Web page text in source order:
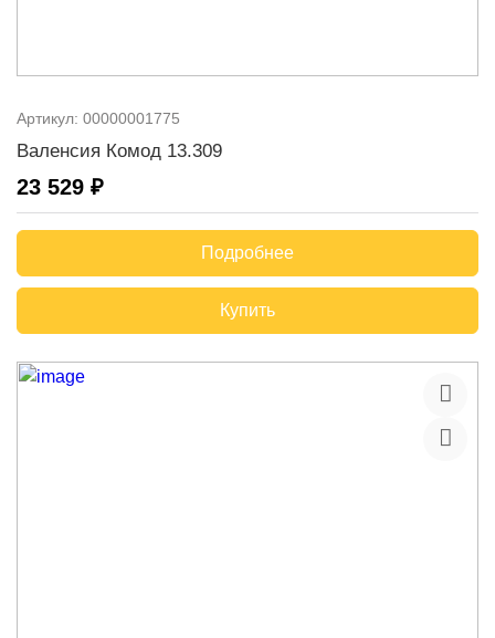
Артикул: 00000001775
Валенсия Комод 13.309
23 529 ₽
Подробнее
Купить